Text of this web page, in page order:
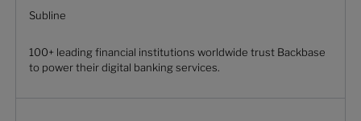
Subline
100+ leading financial institutions worldwide trust Backbase
to power their digital banking services.